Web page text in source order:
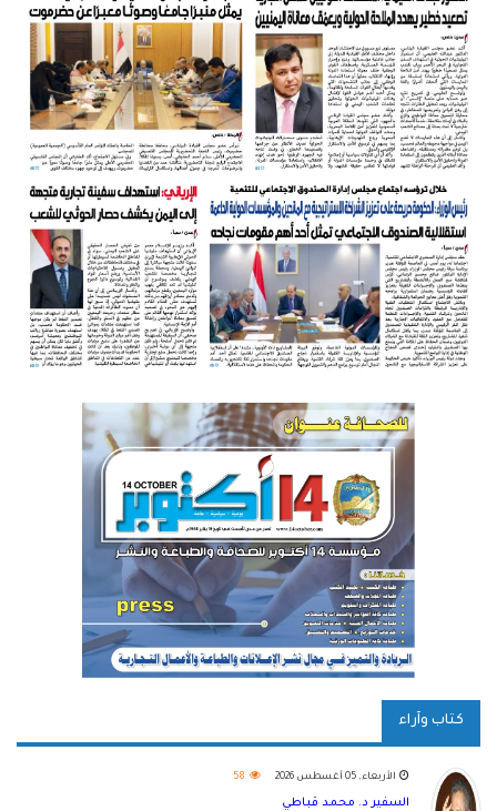
كتاب وآراء
الأربعاء, 05 أغسطس 2026 58
السفير د. محمد قباطي